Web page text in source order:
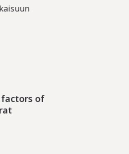
factors of